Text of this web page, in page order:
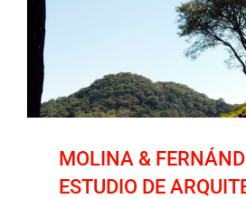
MOLINA & FERNÁNDEZ
ARQUITECTURA – ESTANCIA
MOLINA &
ESTUDIO DE